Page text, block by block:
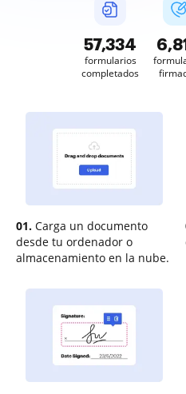
57,334
formularios
completados
01. Carga un documento
desde tu ordenador o
almacenamiento en la nube.